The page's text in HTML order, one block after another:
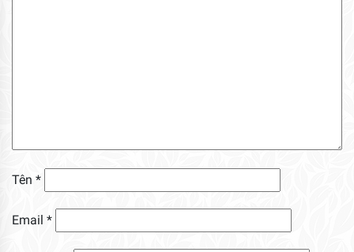
Tên *
Email *